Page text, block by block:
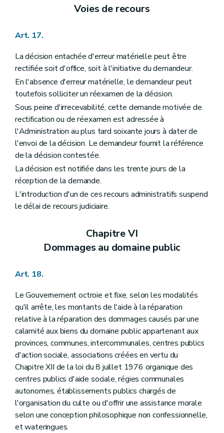
Voies de recours
Art. 17.
La décision entachée d'erreur matérielle peut être
rectifiée soit d'office, soit à l'initiative du demandeur.
En l'absence d'erreur matérielle, le demandeur peut
toutefois solliciter un réexamen de la décision.
Sous peine d'irrecevabilité, cette demande motivée de
rectification ou de réexamen est adressée à
l'Administration au plus tard soixante jours à dater de
l'envoi de la décision. Le demandeur fournit la référence
de la décision contestée.
La décision est notifiée dans les trente jours de la
réception de la demande.
L'introduction d'un de ces recours administratifs suspend
le délai de recours judiciaire.
Chapitre VI
Dommages au domaine public
Art. 18.
Le Gouvernement octroie et fixe, selon les modalités
qu'il arrête, les montants de l'aide à la réparation
relative à la réparation des dommages causés par une
calamité aux biens du domaine public appartenant aux
provinces, communes, intercommunales, centres publics
d'action sociale, associations créées en vertu du
Chapitre XII de la loi du 8 juillet 1976 organique des
centres publics d'aide sociale, régies communales
autonomes, établissements publics chargés de
l'organisation du culte ou d'offrir une assistance morale
selon une conception philosophique non confessionnelle,
et wateringues.